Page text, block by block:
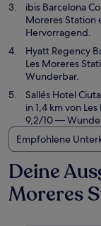
ibis Barcelona
Moreres
Hervorragend.
Hyatt Regency
Les Moreres
Wunderbar.
Sallés Hotel
in 1,4 km von
9,2/10 —
Empfohlene
Deine
Moreres